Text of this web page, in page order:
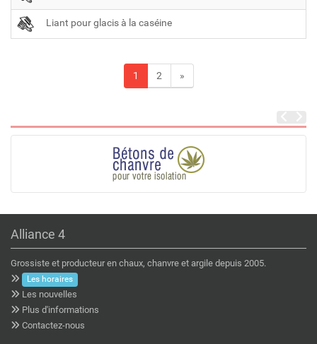
Liant pour glacis à la caséine
1 2 »
Alliance 4
Grossiste et producteur en chaux, chanvre et argile depuis 2005.
Les horaires
Les nouvelles
Plus d'informations
Contactez-nous